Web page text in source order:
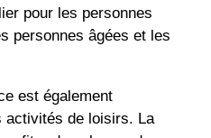
pour les personnes
personnes âgées et les
est également
activités de loisirs. La